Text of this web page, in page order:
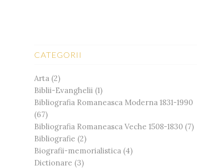
CATEGORII
Arta(2)
Biblii-Evanghelii(1)
Bibliografia Romaneasca Moderna 1831-1990
(67)
Bibliografia Romaneasca Veche 1508-1830(7)
Bibliografie (2)
Biografii-memorialistica(4)
Dictionare (3)